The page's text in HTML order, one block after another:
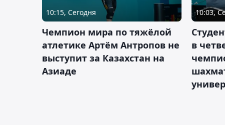
10:15, Сегодня
Чемпион мира по тяжёлой
атлетике Артём Антропов не
выступит за Казахстан на
Азиаде
10:03,
в